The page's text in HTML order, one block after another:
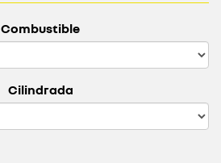
Combustible
Cilindrada